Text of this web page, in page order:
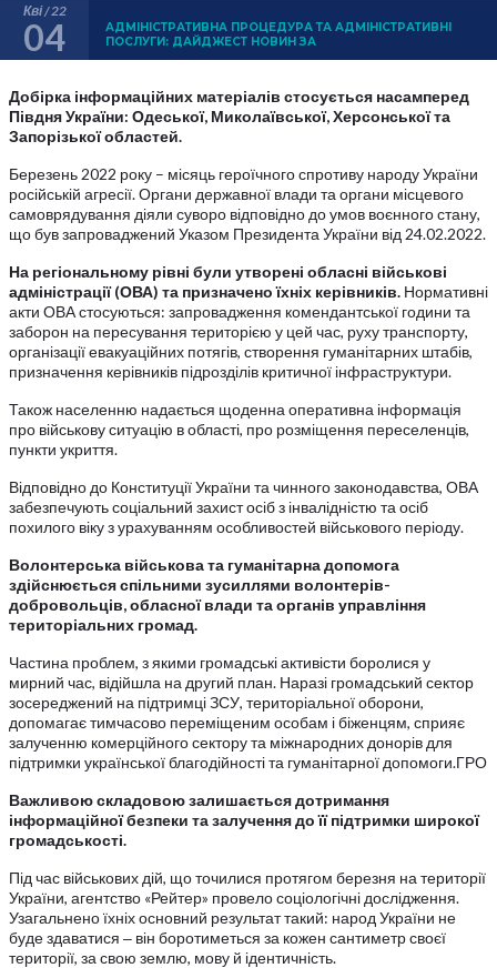
Кві / 22
04
АДМІНІСТРАТИВНА ПРОЦЕДУРА ТА АДМІНІСТРАТИВНІ
ПОСЛУГИ: ДАЙДЖЕСТ НОВИН ЗА
Добірка інформаційних матеріалів стосується насамперед
Півдня України: Одеської, Миколаївської, Херсонської та
Запорізької областей.
Березень 2022 року – місяць героїчного спротиву народу України
російській агресії. Органи державної влади та органи місцевого
самоврядування діяли суворо відповідно до умов воєнного стану,
що був запроваджений Указом Президента України від 24.02.2022.
На регіональному рівні були утворені обласні військові
адміністрації (ОВА) та призначено їхніх керівників. Нормативні
акти ОВА стосуються: запровадження комендантської години та
заборон на пересування територією у цей час, руху транспорту,
організації евакуаційних потягів, створення гуманітарних штабів,
призначення керівників підрозділів критичної інфраструктури.
Також населенню надається щоденна оперативна інформація
про військову ситуацію в області, про розміщення переселенців,
пункти укриття.
Відповідно до Конституції України та чинного законодавства, ОВА
забезпечують соціальний захист осіб з інвалідністю та осіб
похилого віку з урахуванням особливостей військового періоду.
Волонтерська військова та гуманітарна допомога
здійснюється спільними зусиллями волонтерів-
добровольців, обласної влади та органів управління
територіальних громад.
Частина проблем, з якими громадські активісти боролися у
мирний час, відійшла на другий план. Наразі громадський сектор
зосереджений на підтримці ЗСУ, територіальної оборони,
допомагає тимчасово переміщеним особам і біженцям, сприяє
залученню комерційного сектору та міжнародних донорів для
підтримки української благодійності та гуманітарної допомоги.ГРО
Важливою складовою залишається дотримання
інформаційної безпеки та залучення до її підтримки широкої
громадськості.
Під час військових дій, що точилися протягом березня на території
України, агентство «Рейтер» провело соціологічні дослідження.
Узагальнено їхніх основний результат такий: народ України не
буде здаватися ‒ він боротиметься за кожен сантиметр своєї
території, за свою землю, мову й ідентичність.